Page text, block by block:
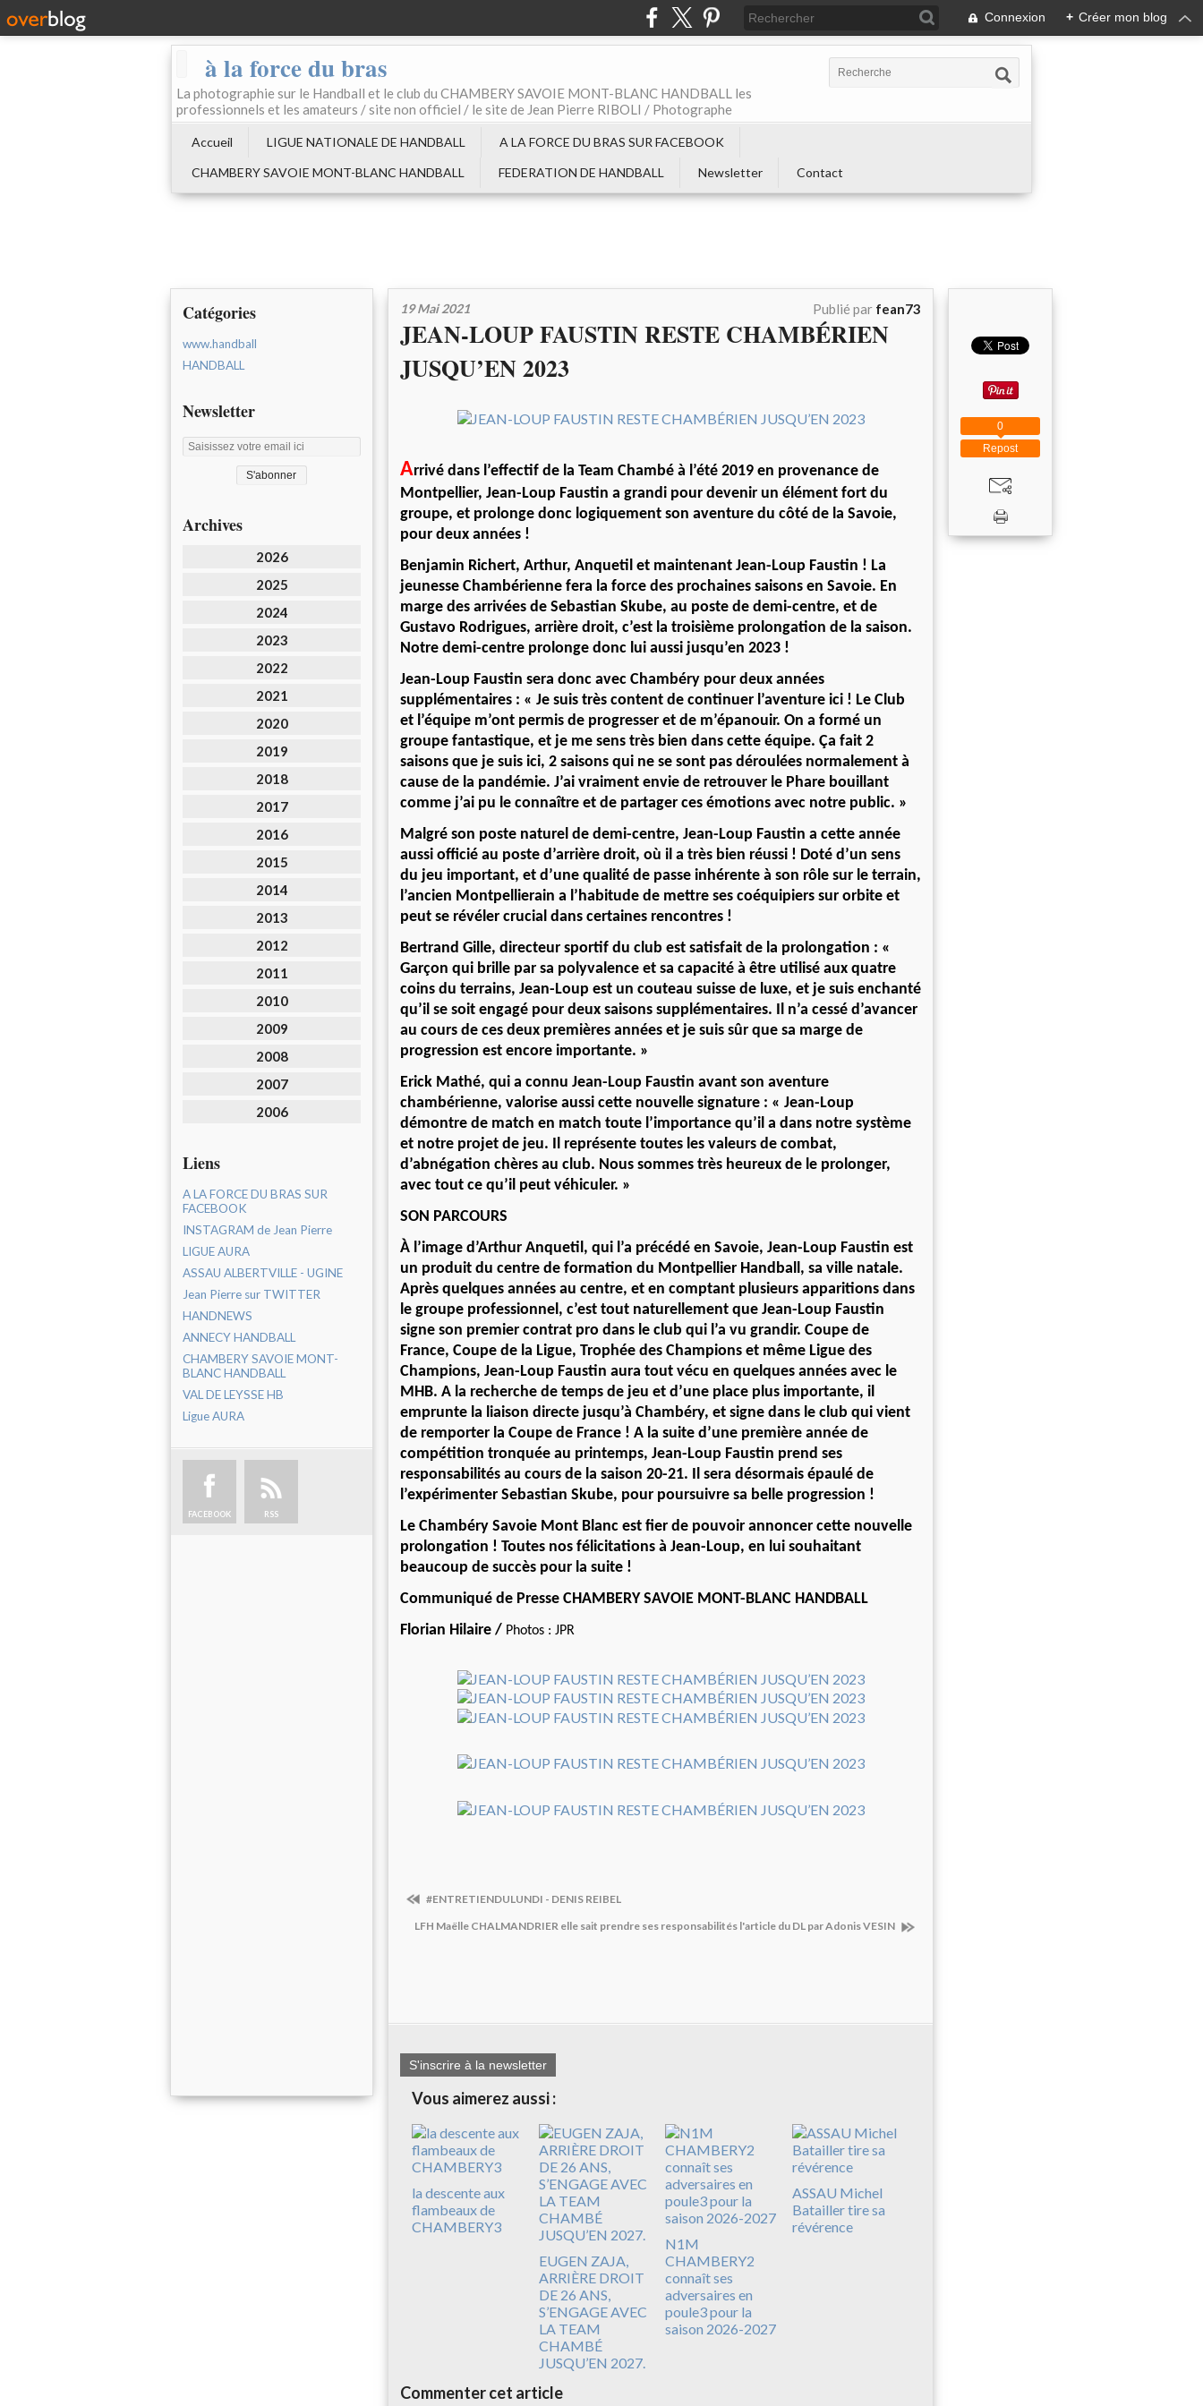
Connexion + Créer mon blog
à la force du bras
La photographie sur le Handball et le club du CHAMBERY SAVOIE MONT-BLANC HANDBALL les
professionnels et les amateurs / site non officiel / le site de Jean Pierre RIBOLI / Photographe
Accueil LIGUE NATIONALE DE HANDBALL
A LA FORCE DU BRAS SUR FACEBOOK
CHAMBERY SAVOIE MONT-BLANC HANDBALL
FEDERATION DE HANDBALL Newsletter Contact
Catégories
www.handball
HANDBALL
Newsletter
Archives
2026
2025
2024
2023
2022
2021
2020
2019
2018
2017
2016
2015
2014
2013
2012
2011
2010
2009
2008
2007
2006
Liens
A LA FORCE DU BRAS SUR
FACEBOOK
INSTAGRAM de Jean Pierre
LIGUE AURA
ASSAU ALBERTVILLE - UGINE
Jean Pierre sur TWITTER
HANDNEWS
ANNECY HANDBALL
CHAMBERY SAVOIE MONT-
BLANC HANDBALL
VAL DE LEYSSE HB
Ligue AURA
FACEBOOK RSS
19 Mai 2021 Publié par fean73
JEAN-LOUP FAUSTIN RESTE CHAMBÉRIEN
JUSQU’EN 2023
Arrivé dans l’effectif de la Team Chambé à l’été 2019 en provenance de
Montpellier, Jean-Loup Faustin a grandi pour devenir un élément fort du
groupe, et prolonge donc logiquement son aventure du côté de la Savoie,
pour deux années !
Benjamin Richert, Arthur, Anquetil et maintenant Jean-Loup Faustin ! La
jeunesse Chambérienne fera la force des prochaines saisons en Savoie. En
marge des arrivées de Sebastian Skube, au poste de demi-centre, et de
Gustavo Rodrigues, arrière droit, c’est la troisième prolongation de la saison.
Notre demi-centre prolonge donc lui aussi jusqu’en 2023 !
Jean-Loup Faustin sera donc avec Chambéry pour deux années
supplémentaires : « Je suis très content de continuer l’aventure ici ! Le Club
et l’équipe m’ont permis de progresser et de m’épanouir. On a formé un
groupe fantastique, et je me sens très bien dans cette équipe. Ça fait 2
saisons que je suis ici, 2 saisons qui ne se sont pas déroulées normalement à
cause de la pandémie. J’ai vraiment envie de retrouver le Phare bouillant
comme j’ai pu le connaître et de partager ces émotions avec notre public. »
Malgré son poste naturel de demi-centre, Jean-Loup Faustin a cette année
aussi officié au poste d’arrière droit, où il a très bien réussi ! Doté d’un sens
du jeu important, et d’une qualité de passe inhérente à son rôle sur le terrain,
l’ancien Montpellierain a l’habitude de mettre ses coéquipiers sur orbite et
peut se révéler crucial dans certaines rencontres !
Bertrand Gille, directeur sportif du club est satisfait de la prolongation : «
Garçon qui brille par sa polyvalence et sa capacité à être utilisé aux quatre
coins du terrains, Jean-Loup est un couteau suisse de luxe, et je suis enchanté
qu’il se soit engagé pour deux saisons supplémentaires. Il n’a cessé d’avancer
au cours de ces deux premières années et je suis sûr que sa marge de
progression est encore importante. »
Erick Mathé, qui a connu Jean-Loup Faustin avant son aventure
chambérienne, valorise aussi cette nouvelle signature : « Jean-Loup
démontre de match en match toute l’importance qu’il a dans notre système
et notre projet de jeu. Il représente toutes les valeurs de combat,
d’abnégation chères au club. Nous sommes très heureux de le prolonger,
avec tout ce qu’il peut véhiculer. »
SON PARCOURS
À l’image d’Arthur Anquetil, qui l’a précédé en Savoie, Jean-Loup Faustin est
un produit du centre de formation du Montpellier Handball, sa ville natale.
Après quelques années au centre, et en comptant plusieurs apparitions dans
le groupe professionnel, c’est tout naturellement que Jean-Loup Faustin
signe son premier contrat pro dans le club qui l’a vu grandir. Coupe de
France, Coupe de la Ligue, Trophée des Champions et même Ligue des
Champions, Jean-Loup Faustin aura tout vécu en quelques années avec le
MHB. A la recherche de temps de jeu et d’une place plus importante, il
emprunte la liaison directe jusqu’à Chambéry, et signe dans le club qui vient
de remporter la Coupe de France ! A la suite d’une première année de
compétition tronquée au printemps, Jean-Loup Faustin prend ses
responsabilités au cours de la saison 20-21. Il sera désormais épaulé de
l’expérimenter Sebastian Skube, pour poursuivre sa belle progression !
Le Chambéry Savoie Mont Blanc est fier de pouvoir annoncer cette nouvelle
prolongation ! Toutes nos félicitations à Jean-Loup, en lui souhaitant
beaucoup de succès pour la suite !
Communiqué de Presse CHAMBERY SAVOIE MONT-BLANC HANDBALL
Florian Hilaire / Photos : JPR
#ENTRETIENDULUNDI - DENIS REIBEL
LFH Maëlle CHALMANDRIER elle sait prendre ses responsabilités l'article du DL par Adonis VESIN
S'inscrire à la newsletter
Vous aimerez aussi :
la descente aux
flambeaux de
CHAMBERY3
EUGEN ZAJA,
ARRIÈRE DROIT
DE 26 ANS,
S’ENGAGE AVEC
LA TEAM
CHAMBÉ
JUSQU’EN 2027.
N1M
CHAMBERY2
connaît ses
adversaires en
poule3 pour la
saison 2026-2027
ASSAU Michel
Batailler tire sa
révérence
Commenter cet article
Repost
0